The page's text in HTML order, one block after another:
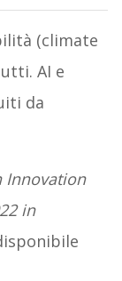
(climate
AI e
da
Innovation
in